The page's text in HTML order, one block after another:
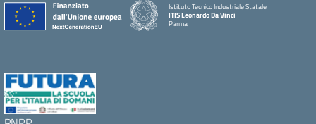
Istituto Tecnico Industriale Statale
ITIS Leonardo Da Vinci
Parma